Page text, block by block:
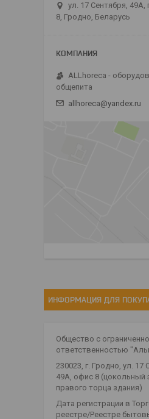
ул. 17 Сентября,
8, Гродно, Беларусь
ALLhoreca -
общепита
allhoreca@yandex.ru
ИНФОРМАЦИЯ ДЛЯ
Общество с
ответственностью
230023, г. Гродно, ул. 17
49А, офис 8 (цокольный
правого торца здания)
Дата регистрации в
реестре/Реестре